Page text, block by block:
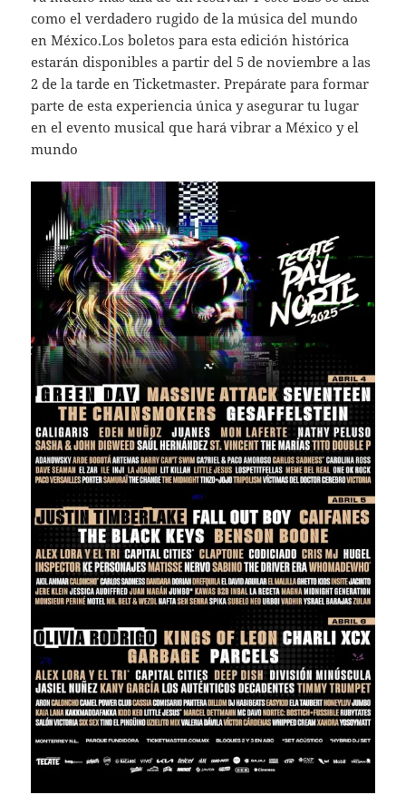
como el verdadero rugido de la música del mundo
en México.Los boletos para esta edición histórica
estarán disponibles a partir del 5 de noviembre a las
2 de la tarde en Ticketmaster. Prepárate para formar
parte de esta experiencia única y asegurar tu lugar
en el evento musical que hará vibrar a México y el
mundo